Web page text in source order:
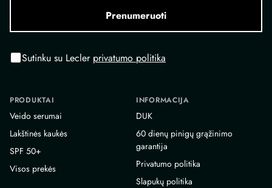
Prenumeruoti
Sutinku su Lecler privatumo politika
PRODUKTAI
Veido serumai
Lakštinės kaukės
SPF 50+
Visos prekės
INFORMACIJA
DUK
60 dienų pinigų grąžinimo
garantija
Privatumo politika
Slapukų politika